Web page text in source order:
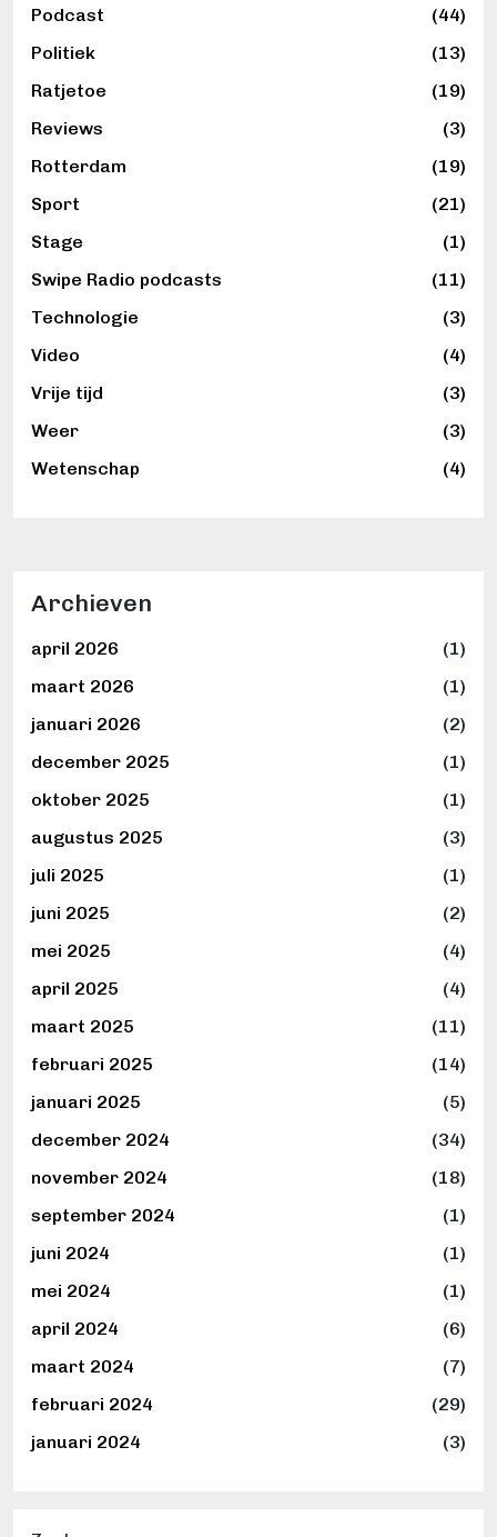
Podcast
(44)
Politiek
(13)
Ratjetoe
(19)
Reviews
(3)
Rotterdam
(19)
Sport
(21)
Stage
(1)
Swipe Radio podcasts
(11)
Technologie
(3)
Video
(4)
Vrije tijd
(3)
Weer
(3)
Wetenschap
(4)
Archieven
april 2026
(1)
maart 2026
(1)
januari 2026
(2)
december 2025
(1)
oktober 2025
(1)
augustus 2025
(3)
juli 2025
(1)
juni 2025
(2)
mei 2025
(4)
april 2025
(4)
maart 2025
(11)
februari 2025
(14)
januari 2025
(5)
december 2024
(34)
november 2024
(18)
september 2024
(1)
juni 2024
(1)
mei 2024
(1)
april 2024
(6)
maart 2024
(7)
februari 2024
(29)
januari 2024
(3)